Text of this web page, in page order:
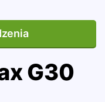
G30